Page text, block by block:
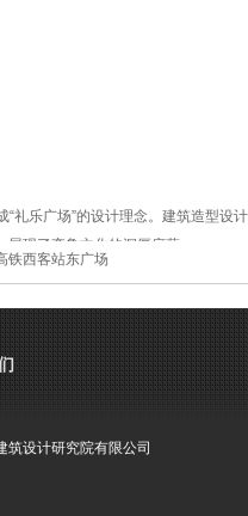
礼乐广场”的设计理念。建筑造型设计
现了齐鲁文化的深厚底蕴。
。
铁西客站东广场
筑设计研究院有限公司